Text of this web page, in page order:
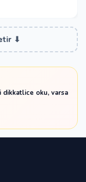
⬇
dikkatlice oku, varsa